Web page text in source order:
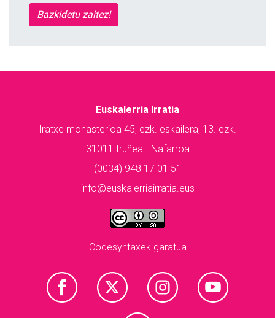
Bazkidetu zaitez!
Euskalerria Irratia
Iratxe monasterioa 45, ezk. eskailera, 13. ezk.
31011 Iruñea - Nafarroa
(0034) 948 17 01 51
info@euskalerriairratia.eus
Codesyntaxek garatua